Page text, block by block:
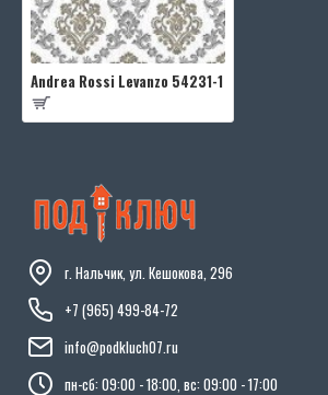
Andrea Rossi Levanzo 54231-1
г. Нальчик, ул. Кешокова, 296
+7 (965) 499-84-72
info@podkluch07.ru
пн-сб: 09:00 - 18:00, вс: 09:00 - 17:00